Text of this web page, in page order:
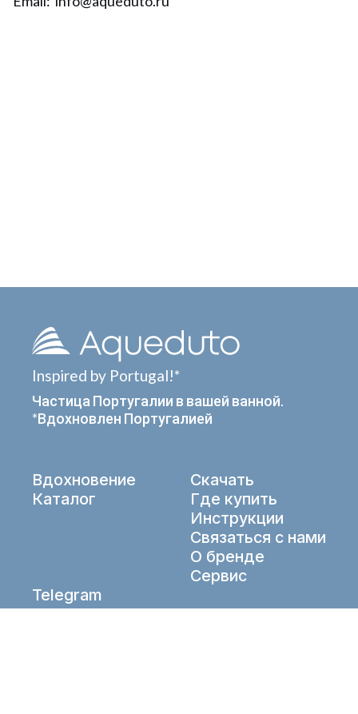
Inspired by Portugal!*
Частица Португалии в вашей ванной.
*Вдохновлен Португалией
Вдохновение
Каталог
Скачать
Где купить
Инструкции
Связаться с нами
О бренде
Сервис
Telegram
VK